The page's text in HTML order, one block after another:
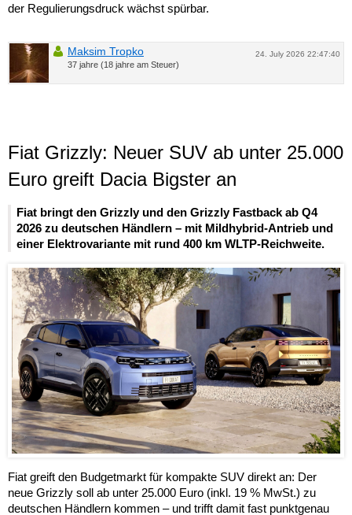
der Regulierungsdruck wächst spürbar.
24. July 2026 22:47:40
Maksim Tropko
37 jahre (18 jahre am Steuer)
Fiat Grizzly: Neuer SUV ab unter 25.000
Euro greift Dacia Bigster an
Fiat bringt den Grizzly und den Grizzly Fastback ab Q4
2026 zu deutschen Händlern – mit Mildhybrid-Antrieb und
einer Elektrovariante mit rund 400 km WLTP-Reichweite.
Fiat greift den Budgetmarkt für kompakte SUV direkt an: Der
neue Grizzly soll ab unter 25.000 Euro (inkl. 19 % MwSt.) zu
deutschen Händlern kommen – und trifft damit fast punktgenau